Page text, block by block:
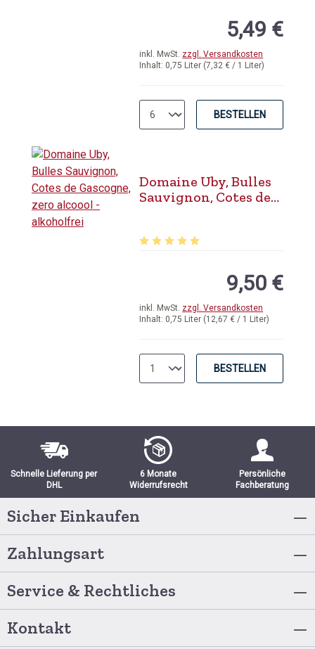
Inhalt: 0,75 Liter (7,32 € / 1 Liter)
inkl. MwSt. zzgl. Versandkosten
5,49 €
BESTELLEN
Domaine Uby, Bulles
Sauvignon, Cotes de
Inhalt: 0,75 Liter (12,67 € / 1 Liter)
inkl. MwSt. zzgl. Versandkosten
9,50 €
BESTELLEN
Schnelle Lieferung per
DHL
6 Monate
Widerrufsrecht
Persönliche
Fachberatung
Sicher Einkaufen
Zahlungsart
Service & Rechtliches
Kontakt